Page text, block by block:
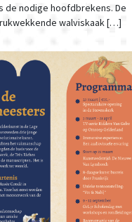
de nodige hoofdbrekens. De
walviskaak […]